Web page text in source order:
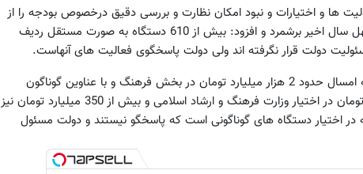
ها و اختیارات و نبود امکان نظارت و بررسی دقیق درخصوص بودجه را از
مهم ترین نقدهای وارد بر بودجه ریزی در چهل سال اخیر برشمرد و افزود: بیش از 610 دستگاه به صورت مستقل ردیف
دولت قرار نگرفته اند ولی دولت پاسخگوی فعالیت های آنهاست.
رئیس جمهور به عنوان مثال گفت: در بودجه امسال حدود 2 هزار میلیارد تومان در بخش فرهنگ و با عناوین گوناگون
اختصاص یافته اما دولت فقط 350 میلیارد تومان در اختیار وزارت فرهنگ و ارشاد اسلامی و بیش از 350 میلیارد تومان نیز
در اختیار دستگاه های گوناگونی است که پاسخگو نیستند و دولت مسئول